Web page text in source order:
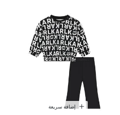
إضافة سريعة